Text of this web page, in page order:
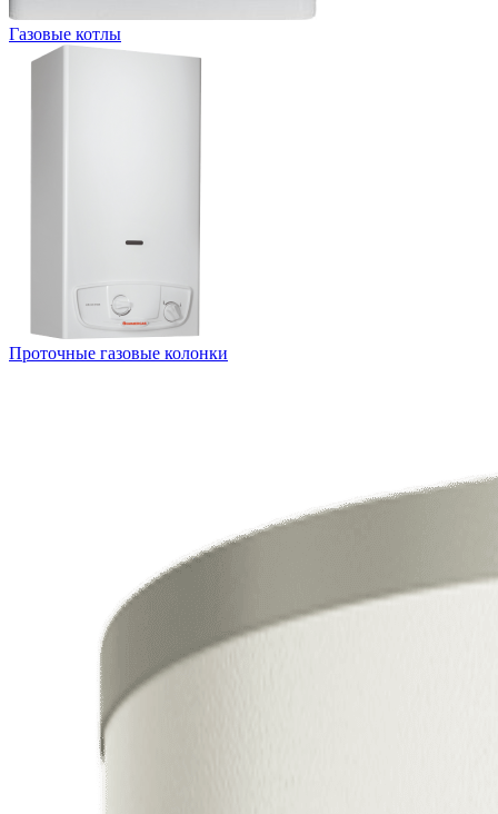
Газовые котлы
Проточные газовые колонки